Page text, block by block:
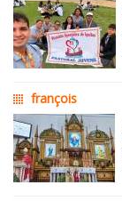
françois